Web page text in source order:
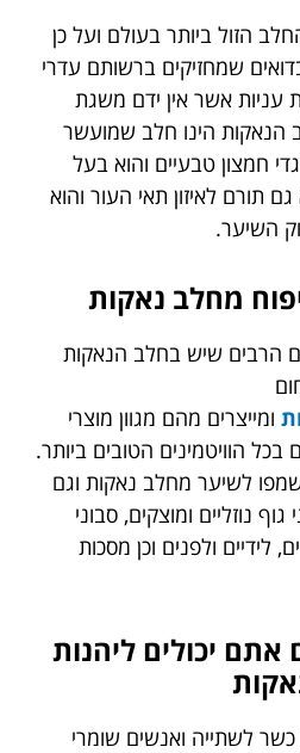
הזול ביותר בעולם ועל כן
שמחזיקים ברשותם עדרי
עניות אשר אין ידם משגת
הנאקות הינו חלב שמועשר
חמצון טבעיים והוא בעל
גם תורם לאיזון תאי העור והוא
השיער.
מחלב נאקות
הרבים שיש בחלב הנאקות
ומייצרים מהם מגוון מוצרי
בכל הוויטמינים הטובים ביותר.
שמפו לשיער מחלב נאקות וגם
נוזליים ומוצקים, סבוני
לידיים ולפנים וכן מסכות
יכולים ליהנות
לשתייה ואנשים שומרי